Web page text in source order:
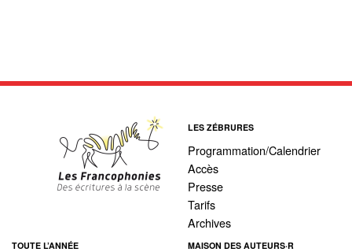
LES ZÉBRURES
Programmation/Calendrier
Accès
Presse
Tarifs
Archives
TOUTE L’ANNÉE MAISON DES AUTEURS·R